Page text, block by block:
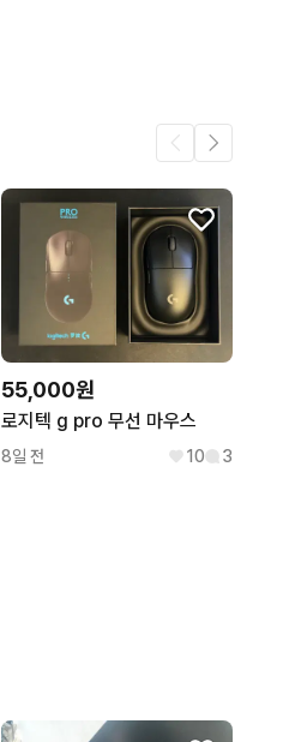
55,000원
로지텍 g pro 무선 마우스
8일 전 10 3